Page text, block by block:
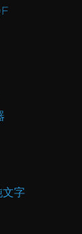
文字